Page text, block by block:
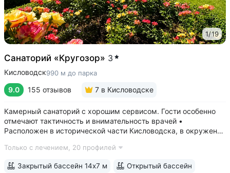
1/19
Санаторий «Кругозор» 3
Кисловодск990 м до парка
9.0 155 отзывов 7 в Кисловодске
Камерный санаторий с хорошим сервисом. Гости особенно
отмечают тактичность и внимательность врачей •
Расположен в исторической части Кисловодска, в окружении
лестницы и входа в Курортный парк • Территория 3,2 га
Только с лечением, 20 профилей
Закрытый бассейн 14х7 м Открытый бассейн